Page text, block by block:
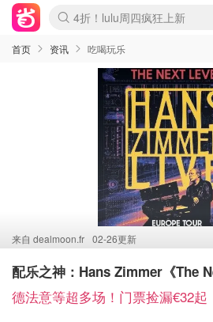
Boticinal 夏促开抢！
4折！lulu周四疯狂上新
还没结束！&OtherStories大促
Joybuy变相75折 随时失效
速领！Stanley独家85折
疑似霸哥！Camper额外叠85
Zalando 奥莱闪促！每日更新
Moncler反季囤！5折起+叠9折
Coach Brooklyn仅€192
首页 资讯 吃喝玩乐
来自 dealmoon.fr 02-26更新
配乐之神：Hans Zimmer《The
德法意等超多场！门票捡漏€32起